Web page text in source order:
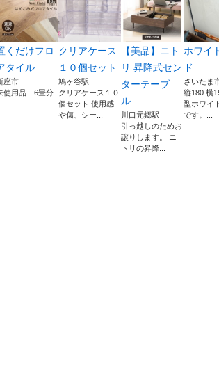
くだけフロ
タイル
座市
使用品 6畳分
クリアケース
１０個セット
鳩ヶ谷駅
クリアケース１０
個セット 使用感
や傷、シー...
【美品】ニト
リ 昇降式セン
ターテーブ
ル...
川口元郷駅
引っ越しのためお
譲りします。 ニ
トリの昇降...
ホワイ
ド
さいたま
縦180 横
型ホワイ
です。...